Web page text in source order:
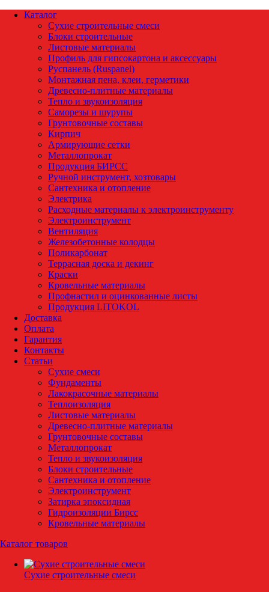
Каталог
Сухие строительные смеси
Блоки строительные
Листовые материалы
Профиль для гипсокартона и аксессуары
Руспанель (Ruspanel)
Монтажная пена, клеи, герметики
Древесно-плитные материалы
Тепло и звукоизоляция
Саморезы и шурупы
Грунтовочные составы
Кирпич
Армирующие сетки
Металлопрокат
Продукция БИРСС
Ручной инструмент, хозтовары
Сантехника и отопление
Электрика
Расходные материалы к электроинструменту
Электроинструмент
Вентиляция
Железобетонные колодцы
Поликарбонат
Террасная доска и декинг
Краски
Кровельные материалы
Профнастил и оцинкованные листы
Продукция LITOKOL
Доставка
Оплата
Гарантия
Контакты
Статьи
Сухие смеси
Фундаменты
Лакокрасочные материалы
Теплоизоляция
Листовые материалы
Древесно-плитные материалы
Грунтовочные составы
Металлопрокат
Тепло и звукоизоляция
Блоки строительные
Сантехника и отопление
Электроинструмент
Затирка эпоксидная
Гидроизоляции Бирсс
Кровельные материалы
Каталог товаров
Сухие строительные смеси